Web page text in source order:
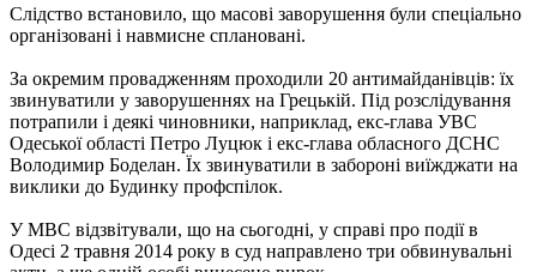
Слідство встановило, що масові заворушення були спеціально
організовані і навмисне сплановані.
За окремим провадженням проходили 20 антимайданівців: їх
звинуватили у заворушеннях на Грецькій. Під розслідування
потрапили і деякі чиновники, наприклад, екс-глава УВС
Одеської області Петро Луцюк і екс-глава обласного ДСНС
Володимир Боделан. Їх звинуватили в забороні виїжджати на
виклики до Будинку профспілок.
У МВС відзвітували, що на сьогодні, у справі про події в
Одесі 2 травня 2014 року в суд направлено три обвинувальні